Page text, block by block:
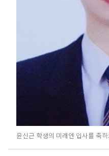
윤신근 학생의 미래엔 입사를 축